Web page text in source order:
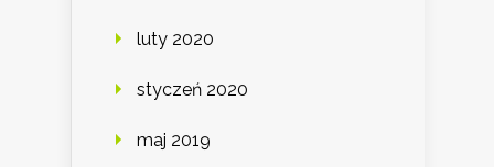
luty 2020
styczeń 2020
maj 2019